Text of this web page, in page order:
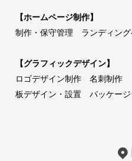
【ホームページ制作】
制作・保守管理 ランディン
【グラフィックデザイン】
ロゴデザイン制作 名刺制作
板デザイン・設置 パッケージ